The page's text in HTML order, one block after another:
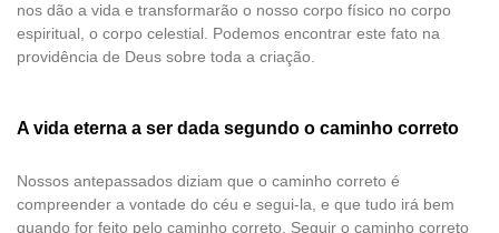
nos dão a vida e transformarão o nosso corpo físico no corpo
espiritual, o corpo celestial. Podemos encontrar este fato na
providência de Deus sobre toda a criação.
A vida eterna a ser dada segundo o caminho correto
Nossos antepassados diziam que o caminho correto é
compreender a vontade do céu e segui-la, e que tudo irá bem
quando for feito pelo caminho correto. Seguir o caminho correto